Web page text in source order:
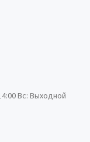
Вс: Выходной